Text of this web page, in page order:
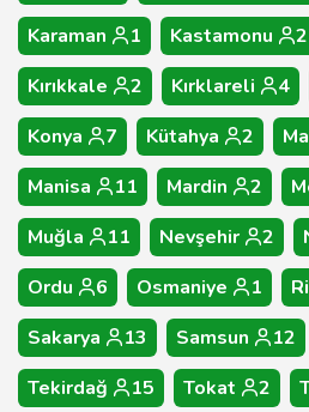
Karaman
1 Kastamonu 2
Kırıkkale
2 Kırklareli 4
Konya
7 Kütahya 2
Manisa
11 Mardin 2
Muğla
11 Nevşehir 2
Ordu
6 Osmaniye 1
Sakarya
13 Samsun 12
Tekirdağ
15 Tokat 2